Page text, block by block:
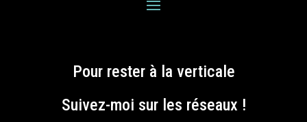
Pour rester à la verticale
Suivez-moi sur les réseaux !